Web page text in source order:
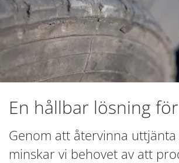
En hållbar lösning
Genom att återvinna uttjänta
minskar vi behovet av att